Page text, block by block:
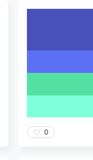
0